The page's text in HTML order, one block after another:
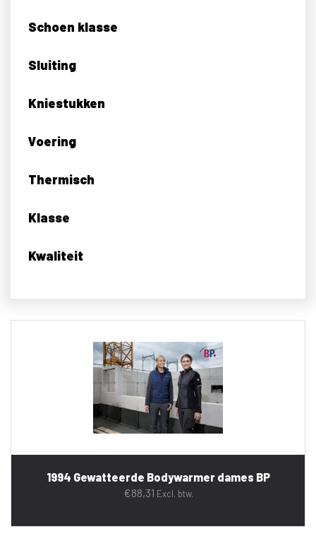
Schoen klasse
Sluiting
Kniestukken
Voering
Thermisch
Klasse
Kwaliteit
1994 Gewatteerde Bodywarmer dames BP
€88,31 Excl. btw.